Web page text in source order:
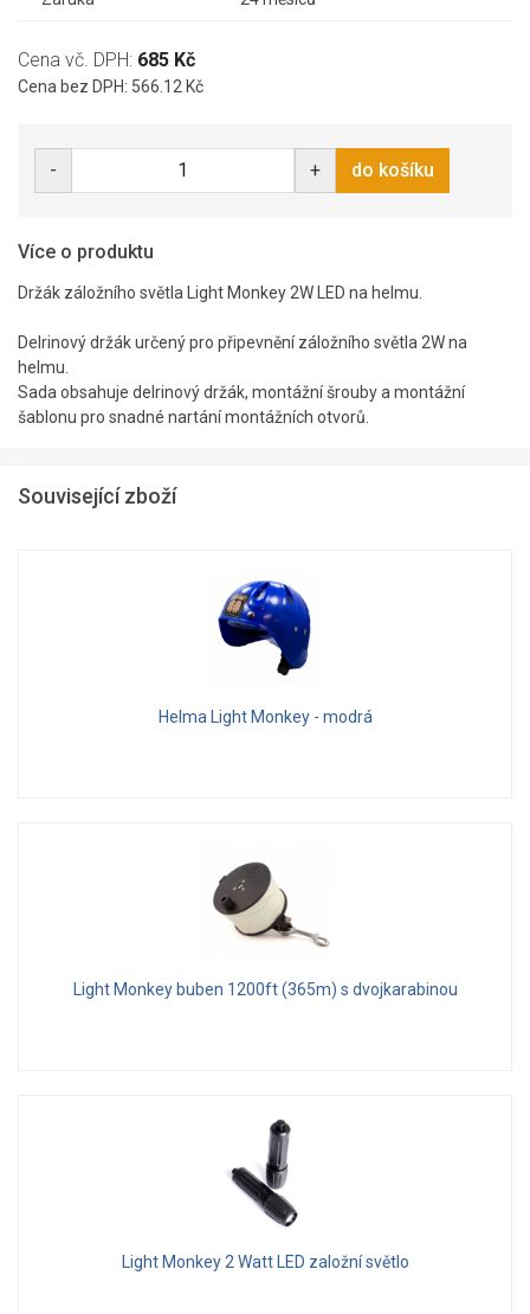
Cena vč. DPH: 685 Kč
Cena bez DPH: 566.12 Kč
- + do košíku
Více o produktu
Držák záložního světla Light Monkey 2W LED na helmu.
Delrinový držák určený pro připevnění záložního světla 2W na
helmu.
Sada obsahuje delrinový držák, montážní šrouby a montážní
šablonu pro snadné nartání montážních otvorů.
Související zboží
Helma Light Monkey - modrá
Light Monkey buben 1200ft (365m) s dvojkarabinou
Light Monkey 2 Watt LED založní světlo